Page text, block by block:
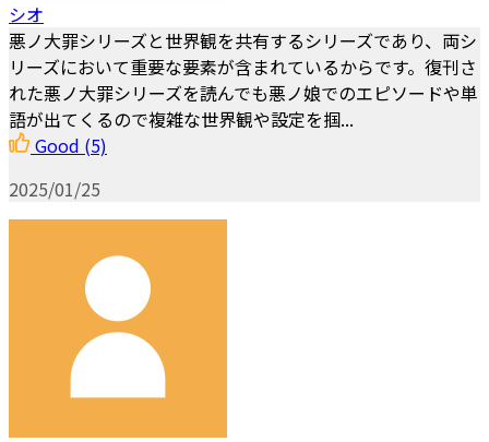
シオ
悪ノ大罪シリーズと世界観を共有するシリーズであり、両シ
リーズにおいて重要な要素が含まれているからです。復刊さ
れた悪ノ大罪シリーズを読んでも悪ノ娘でのエピソードや単
語が出てくるので複雑な世界観や設定を掴...
Good (5)
2025/01/25